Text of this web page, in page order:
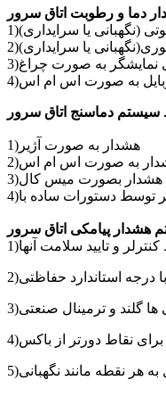
دما و رطوبت اتاق سرور
(نگهبانی یا سرایداری)
یا سرایداری)
به صورت اس ام اس
1)هشدار به صورت آژیر
به صورت اس ام اس
3)هشدار بصورت میس کال
هشدار پیامکی اتاق سرور
و تایید سلامت آنها
گلند و ترمینال صنعتی
نقاط دورتر از باکس